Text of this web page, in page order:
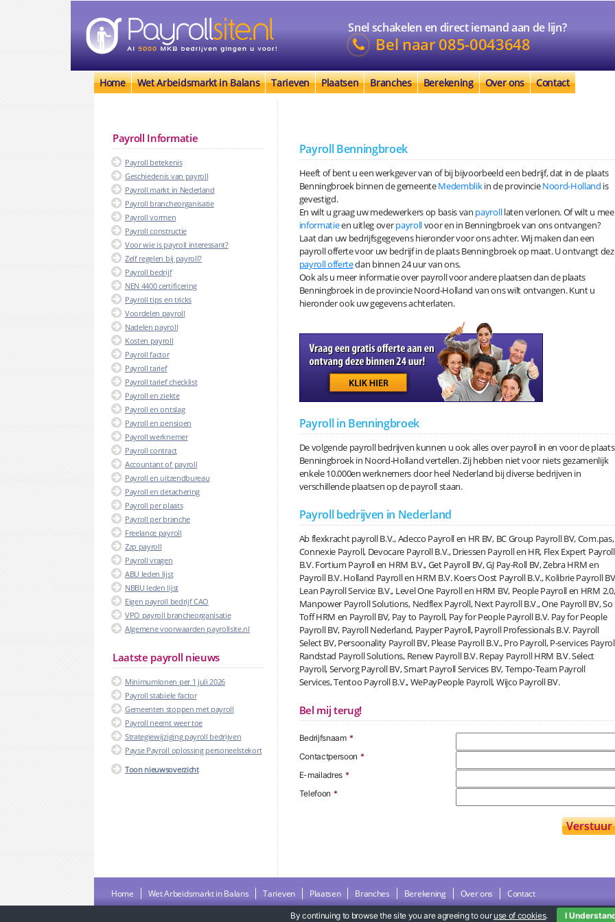
Snel schakelen en direct iemand aan de lijn?
Bel naar085-0043648
Home Wet Arbeidsmarkt in Balans Tarieven Plaatsen Branches Berekening Over ons Contact
Payroll Informatie
Payroll betekenis
Geschiedenis van payroll
Payroll markt in Nederland
Payroll brancheorganisatie
Payroll vormen
Payroll constructie
Voor wie is payroll interessant?
Zelf regelen bij payroll?
Payroll bedrijf
NEN 4400 certificering
Payroll tips en tricks
Voordelen payroll
Nadelen payroll
Kosten payroll
Payroll factor
Payroll tarief
Payroll tarief checklist
Payroll en ziekte
Payroll en ontslag
Payroll en pensioen
Payroll werknemer
Payroll contract
Accountant of payroll
Payroll en uitzendbureau
Payroll en detachering
Payroll per plaats
Payroll per branche
Freelance payroll
Zzp payroll
Payroll vragen
ABU leden lijst
NBBU leden lijst
Eigen payroll bedrijf CAO
VPO payroll brancheorganisatie
Algemene voorwaarden payrollsite.nl
Laatste payroll nieuws
Minimumlonen per 1 juli 2026
Payroll stabiele factor
Gemeenten stoppen met payroll
Payroll neemt weer toe
Strategiewijziging payroll bedrijven
Payse Payroll oplossing personeelstekort
Toon nieuwsoverzicht
Payroll Benningbroek
Heeft of bent u een werkgever van of bij bijvoorbeeld een bedrijf, dat in de plaats
Benningbroek binnen de gemeenteMedemblikin de provincieNoord-Holland is
gevestigd.
En wilt u graag uw medewerkers op basis van payrolllaten verlonen. Of wilt u
informatieen uitleg overpayrollvoor en in Benningbroek van ons ontvangen?
Laat dan uw bedrijfsgegevens hieronder voor ons achter. Wij maken dan een
payroll offerte voor uw bedrijf in de plaats Benningbroek op maat. U ontvangt
payroll offertedan binnen 24 uur van ons.
Ook als u meer informatie over payroll voor andere plaatsen dan de plaats
Benningbroek in de provincie Noord-Holland van ons wilt ontvangen. Kunt u
hieronder ook uw gegevens achterlaten.
Payroll in Benningbroek
De volgende payroll bedrijven kunnen u ook alles over payroll in en voor de plaats
Benningbroek in Noord-Holland vertellen. Zij hebben niet voor niets gezamenlijk
enkele 10.000en werknemers door heel Nederland bij diverse bedrijven in
verschillende plaatsen op de payroll staan.
Payroll bedrijven in Nederland
Ab flexkracht payroll B.V., Adecco Payroll en HR BV, BC Group Payroll BV, Com.pas,
Connexie Payroll, Devocare Payroll B.V., Driessen Payroll en HR, Flex Expert Payroll
B.V. Fortium Payroll en HRM B.V., Get Payroll BV, GJ Pay-Roll BV, Zebra HRM en
Payroll B.V. Holland Payroll en HRM B.V. Koers Oost Payroll B.V., Kolibrie Payroll
Lean Payroll Service B.V., Level One Payroll en HRM BV, People Payroll en HRM 2.0,
Manpower Payroll Solutions, Nedflex Payroll, Next Payroll B.V., One Payroll BV, So
Toff HRM en Payroll BV, Pay to Payroll, Pay for People Payroll B.V. Pay for People
Payroll BV, Payroll Nederland, Payper Payroll, Payroll Professionals B.V. Payroll
Select BV, Persoonality Payroll BV, Please Payroll B.V., Pro Payroll, P-services
Randstad Payroll Solutions, Renew Payroll B.V. Repay Payroll HRM B.V. Select
Payroll, Servorg Payroll BV, Smart Payroll Services BV, Tempo-Team Payroll
Services, Tentoo Payroll B.V., WePayPeople Payroll, Wijco Payroll BV.
Bel mij terug!
Bedrijfsnaam *
Contactpersoon *
E-mailadres *
Telefoon *
Home Wet Arbeidsmarkt in Balans Tarieven Plaatsen Branches Berekening Over ons Contact
By continuing to browse the site you are agreeing to our use of cookies. I